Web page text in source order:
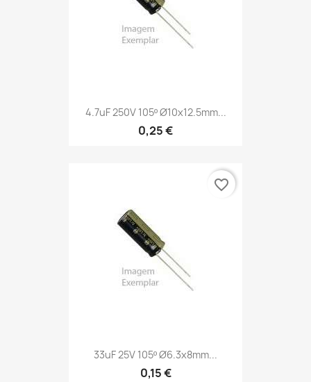
4.7uF 250V 105º Ø10x12.5mm...
0,25 €
33uF 25V 105º Ø6.3x8mm...
0,15 €
favorite_border